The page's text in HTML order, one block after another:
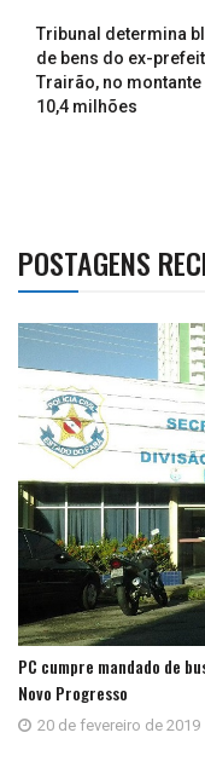
Tribunal determina
de bens do ex-
Trairão, no montante
10,4 milhões
POSTAGENS
PC cumpre mandado de
Novo Progresso
20 de fevereiro de 2019